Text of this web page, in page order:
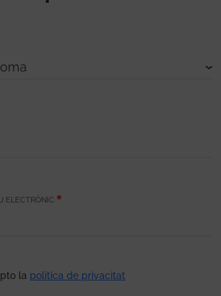
ELECTRÒNIC
la política de privacitat